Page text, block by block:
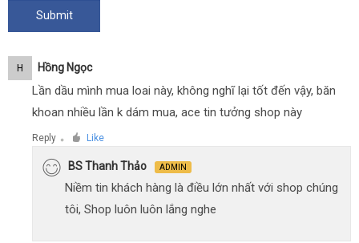
H Hồng Ngọc
Lần dầu mình mua loai này, không nghĩ lại tốt đến vậy, băn
khoan nhiều lần k dám mua, ace tin tưởng shop này
Reply ● Like
BS Thanh Thảo ADMIN
Niềm tin khách hàng là điều lớn nhất với shop chúng
tôi, Shop luôn luôn lắng nghe